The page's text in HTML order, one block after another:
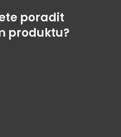
poradit
produktu?